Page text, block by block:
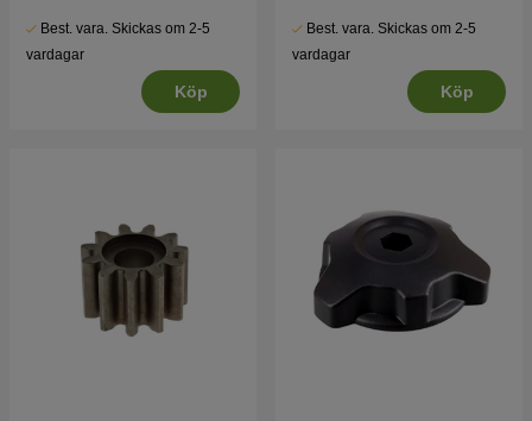
Best. vara. Skickas om 2-5
vardagar
Köp
Best. vara. Skickas om 2-5
vardagar
Köp